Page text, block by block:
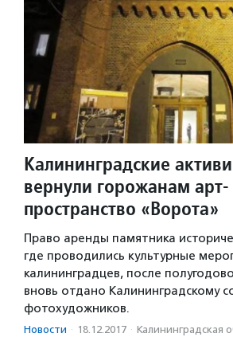
Калининградские
вернули горожанам арт-
пространство «Ворота»
Право аренды памятника
где проводились культурные
калининградцев, после
вновь отдано Калининградскому
фотохудожников.
Новости · 18.12.2017 · Калининградская